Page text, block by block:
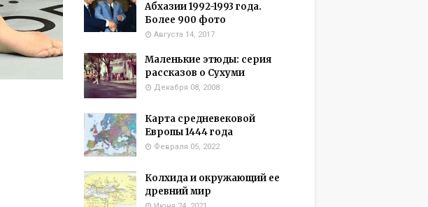
Абхазии 1992-1993 года.
Более 900 фото
Августа 14, 2017
Маленькие этюды: серия
рассказов о Сухуми
Декабря 08, 2008
Карта средневековой
Европы 1444 года
Февраля 05, 2022
Колхида и окружающий ее
древний мир